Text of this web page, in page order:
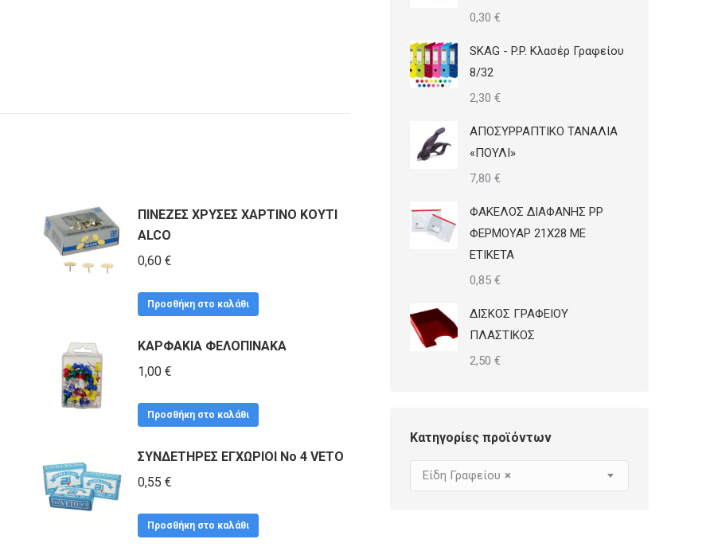
ΠΙΝΕΖΕΣ ΧΡΥΣΕΣ ΧΑΡΤΙΝΟ ΚΟΥΤΙ
ALCO
0,60 €
Προσθήκη στο καλάθι
ΚΑΡΦΑΚΙΑ ΦΕΛΟΠΙΝΑΚΑ
1,00 €
Προσθήκη στο καλάθι
ΣΥΝΔΕΤΗΡΕΣ ΕΓΧΩΡΙΟΙ No 4 VETO
0,55 €
Προσθήκη στο καλάθι
0,30 €
SKAG - P.P. Κλασέρ Γραφείου
8/32
2,30 €
ΑΠΟΣΥΡΡΑΠΤΙΚΟ ΤΑΝΑΛΙΑ
«ΠΟΥΛΙ»
7,80 €
ΦΑΚΕΛΟΣ ΔΙΑΦΑΝΗΣ PP
ΦΕΡΜΟΥΑΡ 21Χ28 ΜΕ
ΕΤΙΚΕΤΑ
0,85 €
ΔΙΣΚΟΣ ΓΡΑΦΕΙΟΥ
ΠΛΑΣΤΙΚΟΣ
2,50 €
Κατηγορίες προϊόντων
×
Είδη Γραφείου